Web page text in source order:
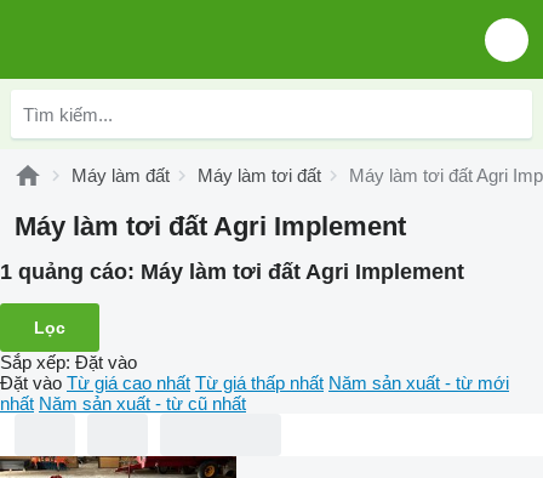
Máy làm đất Máy làm tơi đất Máy làm tơi đất Agri
Máy làm tơi đất Agri Implement
1 quảng cáo: Máy làm tơi đất Agri Implement
Lọc
Sắp xếp: Đặt vào
Đặt vào Từ giá cao nhất Từ giá thấp nhất Năm sản xuất - từ mới
nhất Năm sản xuất - từ cũ nhất